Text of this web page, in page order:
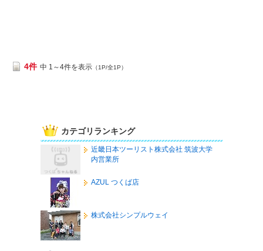
4件 中 1～4件を表示 （1P/全1P）
カテゴリランキング
近畿日本ツーリスト株式会社 筑波大学
内営業所
AZUL つくば店
株式会社シンプルウェイ